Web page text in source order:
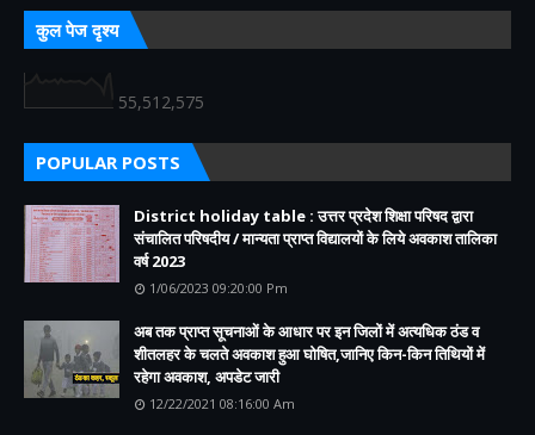
कुल पेज दृश्य
55,512,575
POPULAR POSTS
District holiday table : उत्तर प्रदेश शिक्षा परिषद द्वारा
संचालित परिषदीय / मान्यता प्राप्त विद्यालयों के लिये अवकाश तालिका
वर्ष 2023
1/06/2023 09:20:00 Pm
अब तक प्राप्त सूचनाओं के आधार पर इन जिलों में अत्यधिक ठंड व
शीतलहर के चलते अवकाश हुआ घोषित,जानिए किन-किन तिथियों में
रहेगा अवकाश, अपडेट जारी
12/22/2021 08:16:00 Am